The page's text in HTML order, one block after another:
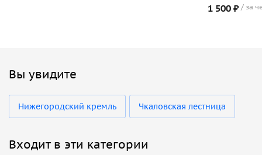
1 500 ₽ за
Вы увидите
Нижегородский кремль Чкаловская лестница
Входит в эти категории